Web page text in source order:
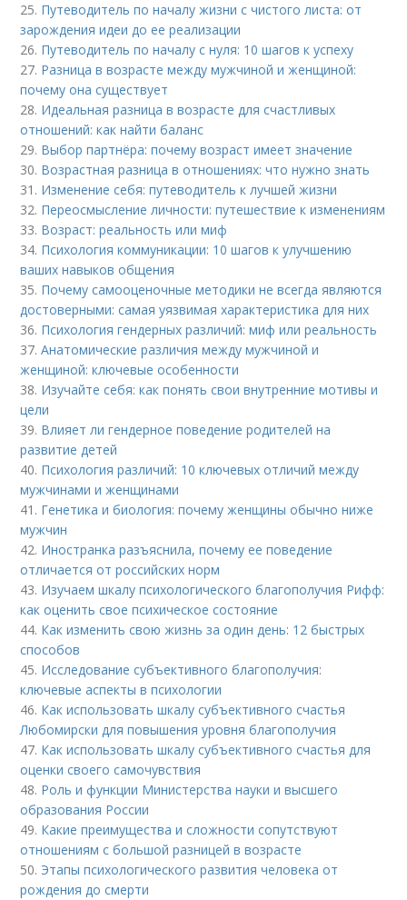
25. Путеводитель по началу жизни с чистого листа: от
зарождения идеи до ее реализации
26. Путеводитель по началу с нуля: 10 шагов к успеху
27. Разница в возрасте между мужчиной и женщиной:
почему она существует
28. Идеальная разница в возрасте для счастливых
отношений: как найти баланс
29. Выбор партнёра: почему возраст имеет значение
30. Возрастная разница в отношениях: что нужно знать
31. Изменение себя: путеводитель к лучшей жизни
32. Переосмысление личности: путешествие к изменениям
33. Возраст: реальность или миф
34. Психология коммуникации: 10 шагов к улучшению
ваших навыков общения
35. Почему самооценочные методики не всегда являются
достоверными: самая уязвимая характеристика для них
36. Психология гендерных различий: миф или реальность
37.Анатомические различия между мужчиной и
женщиной: ключевые особенности
38. Изучайте себя: как понять свои внутренние мотивы и
цели
39. Влияет ли гендерное поведение родителей на
развитие детей
40. Психология различий: 10 ключевых отличий между
мужчинами и женщинами
41. Генетика и биология: почему женщины обычно ниже
мужчин
42. Иностранка разъяснила, почему ее поведение
отличается от российских норм
43. Изучаем шкалу психологического благополучия Рифф:
как оценить свое психическое состояние
44. Как изменить свою жизнь за один день: 12 быстрых
способов
45. Исследование субъективного благополучия:
ключевые аспекты в психологии
46. Как использовать шкалу субъективного счастья
Любомирски для повышения уровня благополучия
47. Как использовать шкалу субъективного счастья для
оценки своего самочувствия
48. Роль и функции Министерства науки и высшего
образования России
49. Какие преимущества и сложности сопутствуют
отношениям с большой разницей в возрасте
50. Этапы психологического развития человека от
рождения до смерти